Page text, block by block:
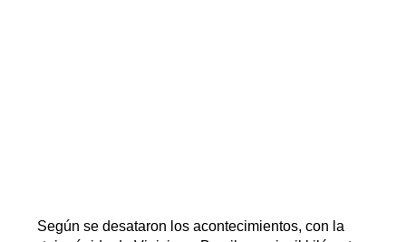
Según se desataron los acontecimientos, con la